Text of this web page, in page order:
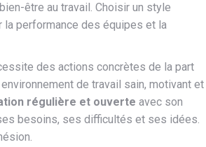
être au travail. Choisir un style
la performance des équipes et la
des actions concrètes de la part
de travail sain, motivant et
régulière et ouverte avec son
besoins, ses difficultés et ses idées.